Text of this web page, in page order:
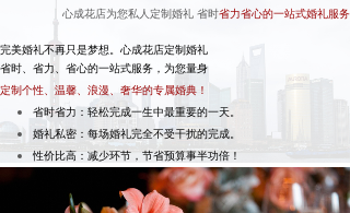
心成花店为您私人定制婚礼 省时省力省心的一站式婚礼服务
完美婚礼不再只是梦想。心成花店定制婚礼
省时、省力、省心的一站式服务，为您量身
定制个性、温馨、浪漫、奢华的专属婚典！
省时省力：轻松完成一生中最重要的一天。
婚礼私密：每场婚礼完全不受干扰的完成。
性价比高：减少环节，节省预算事半功倍！